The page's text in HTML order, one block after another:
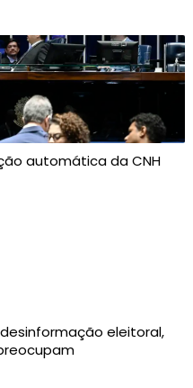
automática da CNH
eleitoral,